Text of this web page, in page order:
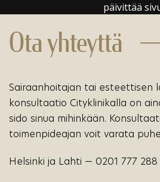
päivittää
Ota yhteyttä
Sairaanhoitajan tai esteettisen
konsultaatio Cityklinikalla on
sido sinua mihinkään.
toimenpideajan voit varata
Helsinki ja Lahti — 0201 777 288